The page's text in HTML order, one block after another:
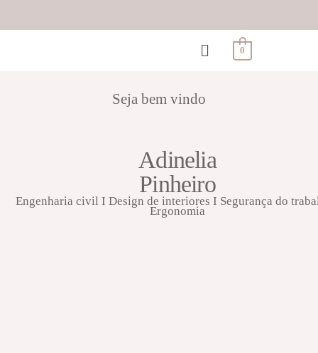
0
Seja bem vindo
Adinelia
Pinheiro
Engenharia civil I Design de interiores I Segurança do
Ergonomia